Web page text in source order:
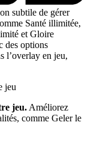
subtile de gérer
Santé illimitée,
et Gloire
des options
l’overlay en jeu,
jeu
jeu. Améliorez
comme Geler le